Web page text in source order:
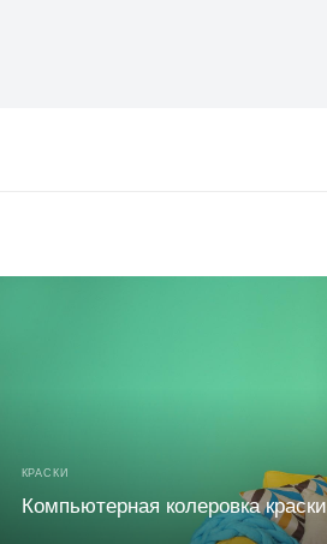
КРАСКИ
Компьютерная колеровка краски